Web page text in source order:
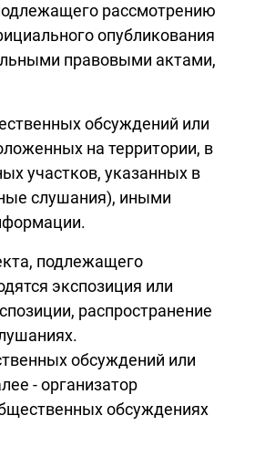
рассмотрению
опубликования
правовыми актами,
обсуждений или
на территории, в
участков, указанных в
слушания), иными
подлежащего
экспозиция или
распространение
обсуждений или
- организатор
обсуждениях